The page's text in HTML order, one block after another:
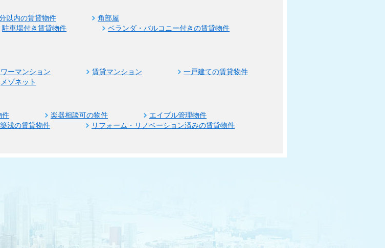
以内の賃貸物件
角部屋
駐車場付き賃貸物件
ベランダ・バルコニー付きの賃貸物件
ワーマンション 賃貸マンション
一戸建ての賃貸物件
メゾネット
件 楽器相談可の物件
エイブル管理物件
浅の賃貸物件 リフォーム・リノベーション済みの賃貸物件